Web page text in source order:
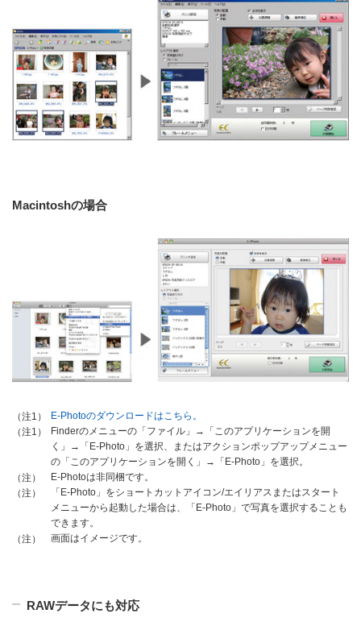
Macintoshの場合
（注1）
E-Photoのダウンロードはこちら。
（注1）
Finderのメニューの「ファイル」→「このアプリケーションを開
く」→「E-Photo」を選択、またはアクションポップアップメニュー
の「このアプリケーションを開く」→「E-Photo」を選択。
（注）
E-Photoは非同梱です。
（注）
「E-Photo」をショートカットアイコン/エイリアスまたはスタート
メニューから起動した場合は、「E-Photo」で写真を選択することも
できます。
（注）
画面はイメージです。
RAWデータにも対応